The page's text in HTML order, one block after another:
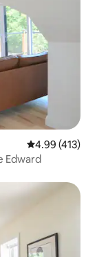
Calificación
4.99 (413)
Edward